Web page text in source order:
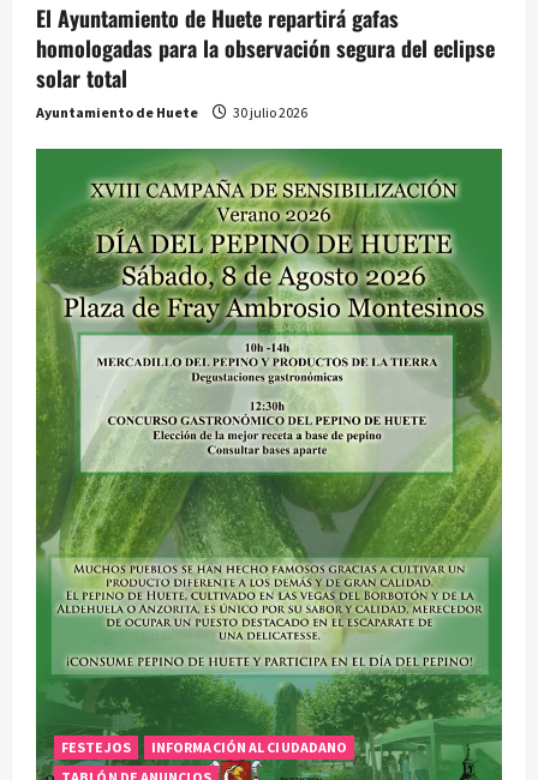
El Ayuntamiento de Huete repartirá gafas
homologadas para la observación segura del eclipse
solar total
Ayuntamiento de Huete 30 julio 2026
FESTEJOS
INFORMACIÓN AL CIUDADANO